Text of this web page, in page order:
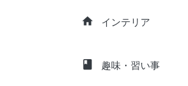
home インテリア
class 趣味・習い事